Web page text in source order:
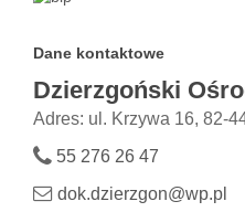
Dane kontaktowe
Dzierzgoński
Adres: ul. Krzywa 16, 82-
55 276 26 47
dok.dzierzgon@wp.pl